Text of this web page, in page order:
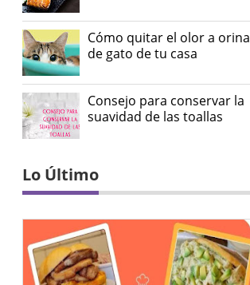
Cómo quitar el olor a orina
de gato de tu casa
Consejo para conservar la
suavidad de las toallas
Lo Último